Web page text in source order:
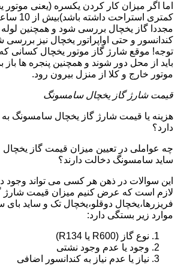
اما اگر میزان کار کردن یکسره (یعنی
کمتری
مجددا گاز یخچال بررسی شود و همچنین
کندانسور و حتی اواپراتور یخچال نیز بررسی
توجه! موقع شارژ گاز موتور یخچال کسانی
باید از محل دور شوند و همچنین پنجره ها باز
موتور خارج و کلا از منزل بیرون رود.
قیمت شارژ گاز یخچال سامسونگ
هزینه یا قیمت شارژ گاز یخچال سامسونگ
دارد؟
چه عواملی در تعیین میزان قیمت گاز یخچال
ساید سامسونگ دخالت دارند؟
این سوالات در ذهن هر کسی می تواند وجود
لازم است که عرض کنیم میزان قیمت شارژ
فریزرها،یخچال دوقلو،یخچال تک و ساید
موارد زیر بستگی دارد:
نوع گاز (R600 یا R134)
وجود یا عدم وجود نشتی
نیاز یا عدم نیاز به کندانسور اضافی